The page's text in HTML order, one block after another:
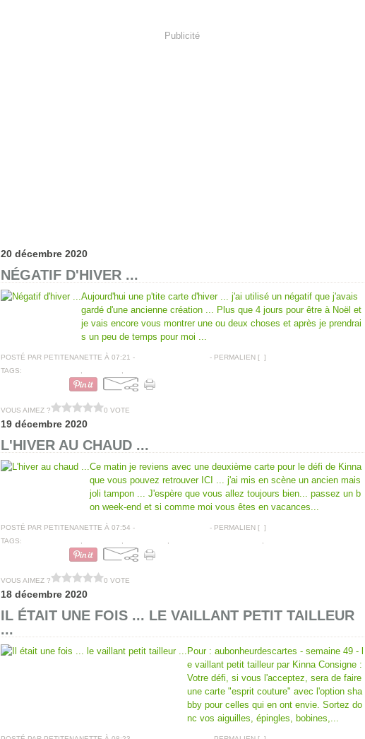
Publicité
20 décembre 2020
NÉGATIF D'HIVER ...
Aujourd'hui une p'tite carte d'hiver ... j'ai utilisé un négatif que j'avais
gardé d'une ancienne création ... Plus que 4 jours pour être à Noël et
je vais encore vous montrer une ou deux choses et après je prendrai
s un peu de temps pour moi ...
POSTÉ PAR PETITENANETTE À 07:21 - - PERMALIEN [# ]
TAGS:
VOUS AIMEZ ? 0 VOTE
19 décembre 2020
L'HIVER AU CHAUD ...
Ce matin je reviens avec une deuxième carte pour le défi de Kinna
que vous pouvez retrouver ICI ... j'ai mis en scène un ancien mais
joli tampon ... J'espère que vous allez toujours bien... passez un b
on week-end et si comme moi vous êtes en vacances...
POSTÉ PAR PETITENANETTE À 07:54 - - PERMALIEN [# ]
TAGS:
VOUS AIMEZ ? 0 VOTE
18 décembre 2020
IL ÉTAIT UNE FOIS ... LE VAILLANT PETIT TAILLEUR
...
Pour : aubonheurdescartes - semaine 49 - l
e vaillant petit tailleur par Kinna Consigne :
Votre défi, si vous l'acceptez, sera de faire
une carte "esprit couture" avec l'option sha
bby pour celles qui en ont envie. Sortez do
nc vos aiguilles, épingles, bobines,...